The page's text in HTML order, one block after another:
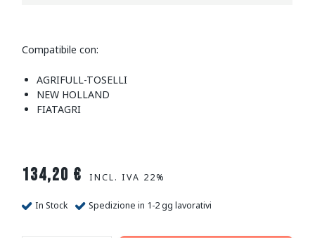
Compatibile con:
AGRIFULL-TOSELLI
NEW HOLLAND
FIATAGRI
134,20 € INCL. IVA 22%
In Stock Spedizione in 1-2 gg lavorativi